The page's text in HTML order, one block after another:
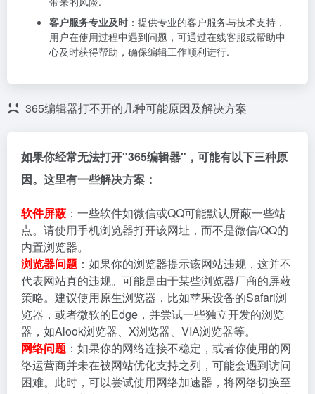
客户服务专业及时 ：提供专业的客户服务与技术支持，
用户在使用过程中遇到问题，可通过在线客服或帮助中
心及时获得帮助，确保编辑工作顺利进行.
365编辑器打不开的几种可能原因及解决方案
如果你经常无法打开"365编辑器"，可能有以下三种原
因。这里有一些解决方案：
软件屏蔽 ：一些软件如微信或QQ可能默认屏蔽一些站
点。请使用手机浏览器打开该网址，而不是微信/QQ的
内置浏览器。
浏览器问题 ：如果你的浏览器提示该网站违规，这并不
代表网站真的违规。可能是由于某些浏览器厂商的屏蔽
策略。建议使用原生浏览器，比如苹果设备的Safari浏
览器，或者微软的Edge，并尝试一些独立开发的浏览
器，如Alook浏览器、X浏览器、VIA浏览器等。
网络问题 ：如果你的网络连接不稳定，或者你使用的网
络运营商并未在被网站优化支持之列，可能会遇到访问
困难。此时，可以尝试使用网络加速器，将网络切换至